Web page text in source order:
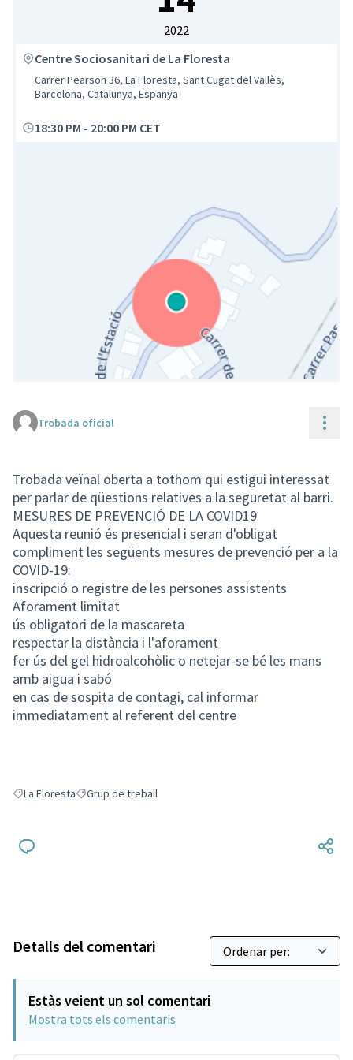
2022
Centre Sociosanitari de La Floresta
Carrer Pearson 36, La Floresta, Sant Cugat del Vallès,
Barcelona, Catalunya, Espanya
18:30 PM - 20:00 PM CET
(Enllaç extern)
Trobada oficial
Trobada veïnal oberta a tothom qui estigui interessat
per parlar de qüestions relatives a la seguretat al barri.
MESURES DE PREVENCIÓ DE LA COVID19
Aquesta reunió és presencial i seran d'obligat
compliment les següents mesures de prevenció per a la
COVID-19:
inscripció o registre de les persones assistents
Aforament limitat
ús obligatori de la mascareta
respectar la distància i l'aforament
fer ús del gel hidroalcohòlic o netejar-se bé les mans
amb aigua i sabó
en cas de sospita de contagi, cal informar
immediatament al referent del centre
Resultats en filtrar per: La Floresta
La FlorestaResultats en filtrar per: Grup de treball
Grup de treball
Detalls del comentari
Estàs veient un sol comentari
Mostra tots els comentaris